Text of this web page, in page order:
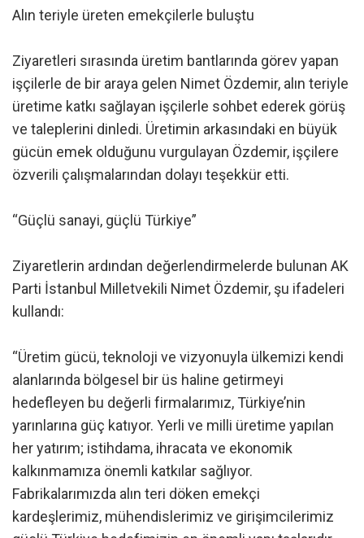
Alın teriyle üreten emekçilerle buluştu
Ziyaretleri sırasında üretim bantlarında görev yapan
işçilerle de bir araya gelen Nimet Özdemir, alın teriyle
üretime katkı sağlayan işçilerle sohbet ederek görüş
ve taleplerini dinledi. Üretimin arkasındaki en büyük
gücün emek olduğunu vurgulayan Özdemir, işçilere
özverili çalışmalarından dolayı teşekkür etti.
“Güçlü sanayi, güçlü Türkiye”
Ziyaretlerin ardından değerlendirmelerde bulunan AK
Parti İstanbul Milletvekili Nimet Özdemir, şu ifadeleri
kullandı:
“Üretim gücü, teknoloji ve vizyonuyla ülkemizi kendi
alanlarında bölgesel bir üs haline getirmeyi
hedefleyen bu değerli firmalarımız, Türkiye’nin
yarınlarına güç katıyor. Yerli ve milli üretime yapılan
her yatırım; istihdama, ihracata ve ekonomik
kalkınmamıza önemli katkılar sağlıyor.
Fabrikalarımızda alın teri döken emekçi
kardeşlerimiz, mühendislerimiz ve girişimcilerimiz